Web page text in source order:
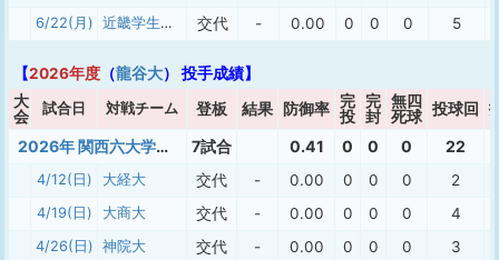
6/22(月) 近畿学生選抜 交代 - 0.00 0 0 0 5
【2026年度 （龍谷大） 投手成績】
大
会
試合日 対戦チーム 登板 結果 防御率
完
投
完
封
無四
死球 投球回
2026年 関西六大学春季 7試合 0.41 0 0 0 22
4/12(日) 大経大 交代 - 0.00 0 0 0 2
4/19(日) 大商大 交代 - 0.00 0 0 0 4
4/26(日) 神院大 交代 - 0.00 0 0 0 3